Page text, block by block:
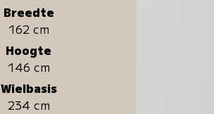
Breedte
162 cm
Hoogte
146 cm
Wielbasis
234 cm